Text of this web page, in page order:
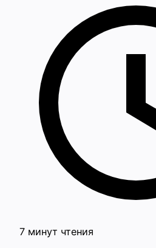
7 минут чтения